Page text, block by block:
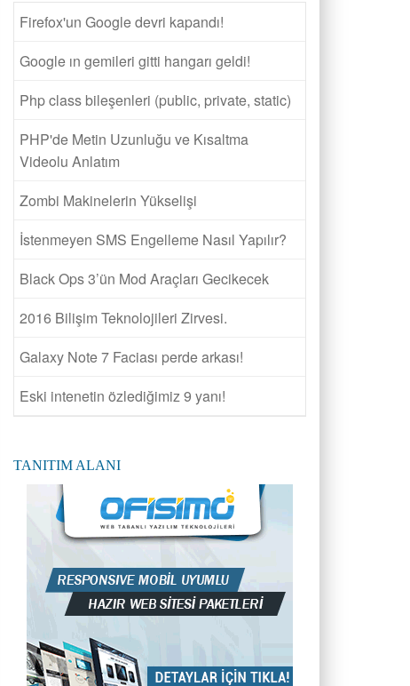
Firefox'un Google devri kapandı!
Google ın gemileri gitti hangarı geldi!
Php class bileşenleri (public, private, static)
PHP'de Metin Uzunluğu ve Kısaltma
Videolu Anlatım
Zombi Makinelerin Yükselişi
İstenmeyen SMS Engelleme Nasıl Yapılır?
Black Ops 3’ün Mod Araçları Gecikecek
2016 Bilişim Teknolojileri Zirvesi.
Galaxy Note 7 Faciası perde arkası!
Eski intenetin özlediğimiz 9 yanı!
TANITIM ALANI